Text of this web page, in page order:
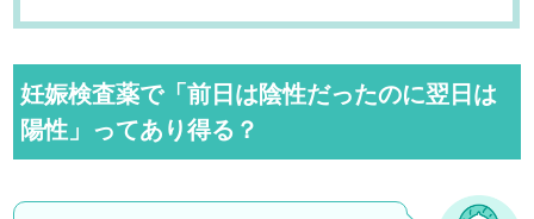
妊娠検査薬で「前日は陰性だったのに翌日は
陽性」ってあり得る？